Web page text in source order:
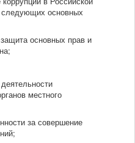
основных
основных прав и
местного
за совершение